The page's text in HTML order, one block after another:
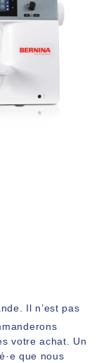
Il n’est pas
votre achat. Un
que nous